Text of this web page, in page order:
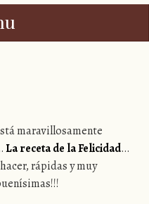
maravillosamente
La receta de la Felicidad…
rápidas y muy